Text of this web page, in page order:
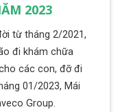
2023
từ tháng 2/2021,
đi khám chữa
các con, đỡ đi
01/2023, Mái
Group.